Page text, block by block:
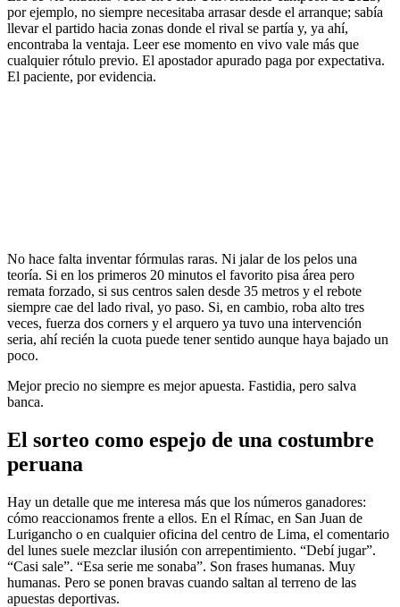
por ejemplo, no siempre necesitaba arrasar desde el arranque; sabía
llevar el partido hacia zonas donde el rival se partía y, ya ahí,
encontraba la ventaja. Leer ese momento en vivo vale más que
cualquier rótulo previo. El apostador apurado paga por expectativa.
El paciente, por evidencia.
No hace falta inventar fórmulas raras. Ni jalar de los pelos una
teoría. Si en los primeros 20 minutos el favorito pisa área pero
remata forzado, si sus centros salen desde 35 metros y el rebote
siempre cae del lado rival, yo paso. Si, en cambio, roba alto tres
veces, fuerza dos corners y el arquero ya tuvo una intervención
seria, ahí recién la cuota puede tener sentido aunque haya bajado un
poco.
Mejor precio no siempre es mejor apuesta. Fastidia, pero salva
banca.
El sorteo como espejo de una costumbre
peruana
Hay un detalle que me interesa más que los números ganadores:
cómo reaccionamos frente a ellos. En el Rímac, en San Juan de
Lurigancho o en cualquier oficina del centro de Lima, el comentario
del lunes suele mezclar ilusión con arrepentimiento. “Debí jugar”.
“Casi sale”. “Esa serie me sonaba”. Son frases humanas. Muy
humanas. Pero se ponen bravas cuando saltan al terreno de las
apuestas deportivas.